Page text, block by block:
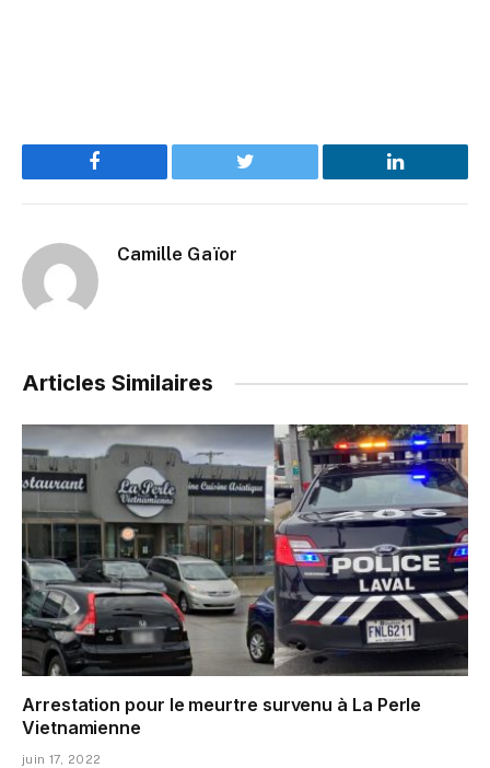
Facebook Twitter LinkedIn
Camille Gaïor
Articles Similaires
Arrestation pour le meurtre survenu à La Perle
Vietnamienne
juin 17, 2022